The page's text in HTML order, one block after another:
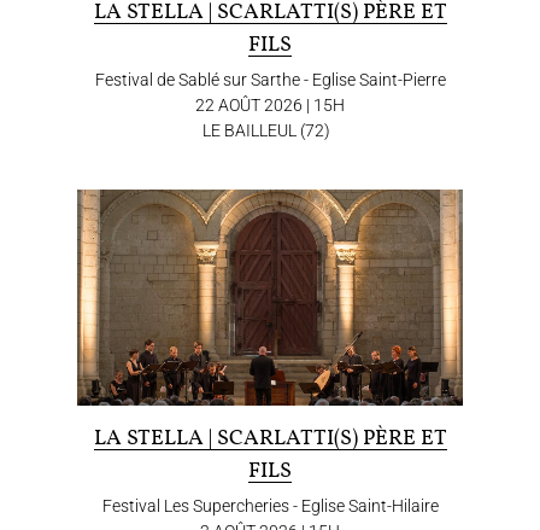
LA STELLA | SCARLATTI(S) PÈRE ET
FILS
Festival de Sablé sur Sarthe - Eglise Saint-Pierre
22 AOÛT 2026 | 15H
LE BAILLEUL (72)
LA STELLA | SCARLATTI(S) PÈRE ET
FILS
Festival Les Supercheries - Eglise Saint-Hilaire